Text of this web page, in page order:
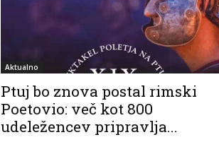
Aktualno
Ptuj bo znova postal rimski
Poetovio: več kot 800
udeležencev pripravlja...